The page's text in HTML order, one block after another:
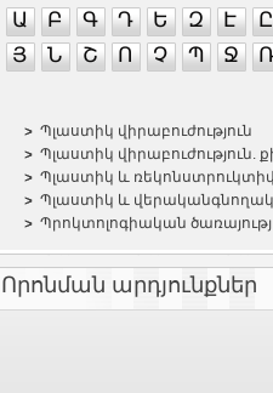
Ա Բ Գ Դ Ե Զ Է
Ը
Յ
Ն Շ Ո Չ Պ Ջ Ռ
Պլաստիկ վիրաբուժություն
Պլաստիկ վիրաբուժություն.
Պլաստիկ և
Պլաստիկ և
Պրոկտոլոգիական
Որոնման արդյունքներ